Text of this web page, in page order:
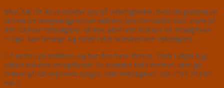
Med AR får du et udvidet syn på virkeligheden, hvor du gennem en
skærm ser computergenerede billeder, lyd eller anden data, oven på
den faktiske virkelighed, så man altså som tilskuer sin smartphone
el.lign. kan bevæge sig rundt i den konstruerede virkelighed.
Gå tættere på violinen, og hør den mere intenst. Træk i skjul bag
sofaen når den overgribende far kommer ind i rummet, men gå
tættere på når sopranen synger. Vild virkelighed i SILENT ZONE
vol.2